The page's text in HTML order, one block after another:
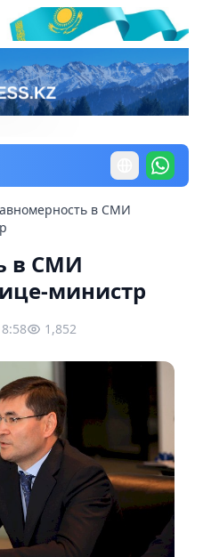
в СМИ
в СМИ
министр
1,852